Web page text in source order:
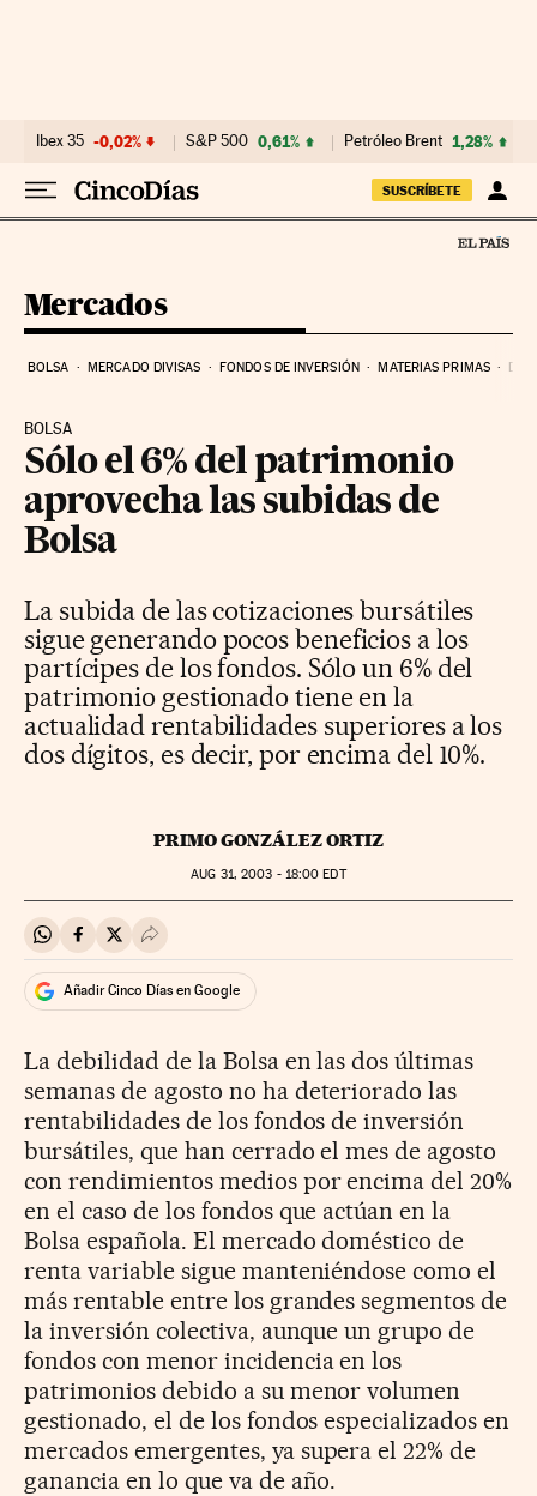
Ibex 35 -0,02% S&P 500 0,61% Petróleo Brent 1,28%
SUSCRÍBETE
Mercados
BOLSA MERCADO DIVISAS FONDOS DE INVERSIÓN MATERIAS PRIMAS
BOLSA
Sólo el 6% del patrimonio
aprovecha las subidas de
Bolsa
La subida de las cotizaciones bursátiles
sigue generando pocos beneficios a los
partícipes de los fondos. Sólo un 6% del
patrimonio gestionado tiene en la
actualidad rentabilidades superiores a los
dos dígitos, es decir, por encima del 10%.
PRIMO GONZÁLEZ ORTIZ
AUG 31, 2003 - 18:00 EDT
Compartir en Whatsapp
Compartir en Facebook
Compartir en Twitter
Desplegar Redes Sociales
Añadir Cinco Días en Google
La debilidad de la Bolsa en las dos últimas
semanas de agosto no ha deteriorado las
rentabilidades de los fondos de inversión
bursátiles, que han cerrado el mes de agosto
con rendimientos medios por encima del 20%
en el caso de los fondos que actúan en la
Bolsa española. El mercado doméstico de
renta variable sigue manteniéndose como el
más rentable entre los grandes segmentos de
la inversión colectiva, aunque un grupo de
fondos con menor incidencia en los
patrimonios debido a su menor volumen
gestionado, el de los fondos especializados en
mercados emergentes, ya supera el 22% de
ganancia en lo que va de año.